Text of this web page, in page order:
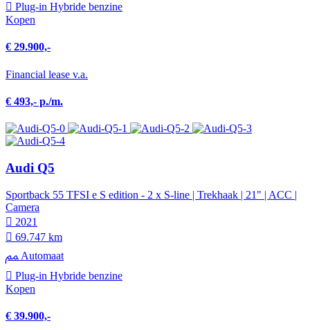
Plug-in Hybride benzine
Kopen
€ 29.900,-
Financial lease v.a.
€ 493,- p./m.
Audi Q5
Sportback 55 TFSI e S edition - 2 x S-line | Trekhaak | 21" | ACC |
Camera
2021
69.747 km
Automaat
Plug-in Hybride benzine
Kopen
€ 39.900,-